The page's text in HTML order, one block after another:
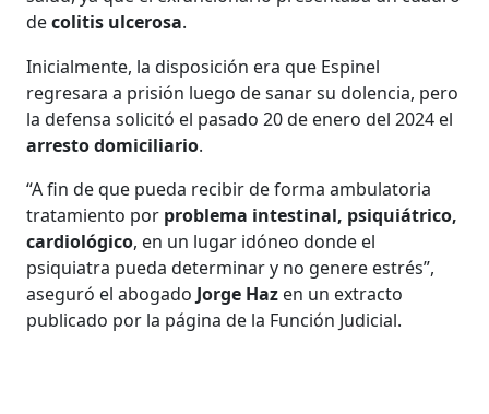
decolitis ulcerosa.
Inicialmente, la disposición era que Espinel
regresara a prisión luego de sanar su dolencia, pero
la defensa solicitó el pasado 20 de enero del 2024 el
arresto domiciliario.
“A fin de que pueda recibir de forma ambulatoria
tratamiento por problema intestinal, psiquiátrico,
cardiológico, en un lugar idóneo donde el
psiquiatra pueda determinar y no genere estrés”,
aseguró el abogado Jorge Haz en un extracto
publicado por la página de la Función Judicial.